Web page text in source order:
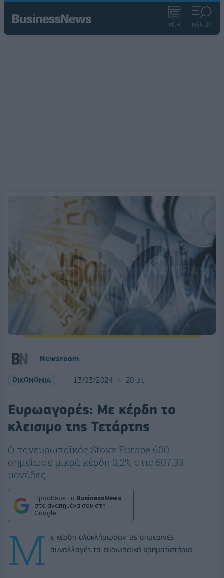
ΡΟΗ ΜΕΝΟΥ
Newsroom
ΟΙΚΟΝΟΜΙΑ 13/03/2024 20:31
Ευρωαγορές: Με κέρδη το
κλεισιμο της Τετάρτης
Ο πανευρωπαϊκός Stoxx Europe 600
σημείωσε μικρά κέρδη 0,2% στις 507,33
μονάδες
Πρόσθεσε το BusinessNews
στα αγαπημένα σου στη
Google
Μ
ε κέρδη ολοκλήρωσαν τις σημερινές
συναλλαγές τα ευρωπαϊκά χρηματιστήρια.